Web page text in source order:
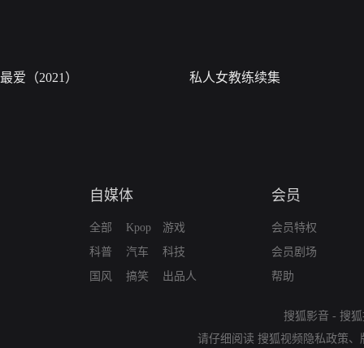
最爱（2021） 私人女教练续集
自媒体
全部
科普
国风
Kpop
汽车
搞笑
游戏
科技
出品人
会员
会员特权
会员剧场
帮助
搜狐影音 - 搜
请仔细阅读 搜狐视频隐私政策、